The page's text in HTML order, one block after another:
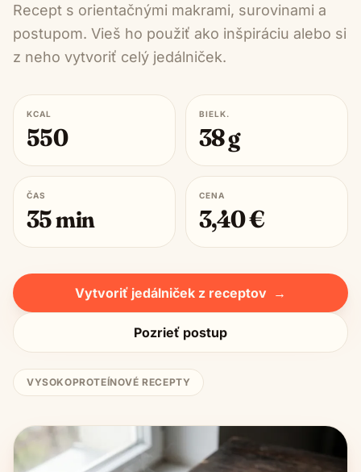
Recept s orientačnými makrami, surovinami a
postupom. Vieš ho použiť ako inšpiráciu alebo si
z neho vytvoriť celý jedálniček.
KCAL
550
BIELK.
38g
ČAS
35min
CENA
3,40€
Vytvoriť jedálniček z receptov →
Pozrieť postup
VYSOKOPROTEÍNOVÉ RECEPTY